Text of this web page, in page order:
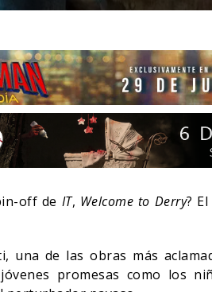
off de IT, Welcome to Derry?
una de las obras más
promesas como los